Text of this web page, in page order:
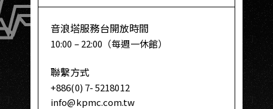
音浪塔服務台開放時間
10:00 – 22:00（每週一休館）
聯繫方式
+886(0) 7- 5218012
info@kpmc.com.tw